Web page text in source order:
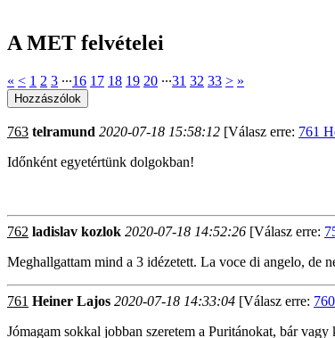
A MET felvételei
« < 1 2 3 ∙∙∙16 17 18 19 20 ∙∙∙31 32 33 > »
763 telramund 2020-07-18 15:58:12 [Válasz erre: 761
Időnként egyetértünk dolgokban!
762 ladislav kozlok 2020-07-18 14:52:26 [Válasz erre:
Meghallgattam mind a 3 idézetett. La voce di angelo, de
761 Heiner Lajos 2020-07-18 14:33:04 [Válasz erre:
Jómagam sokkal jobban szeretem a Puritánokat, bár